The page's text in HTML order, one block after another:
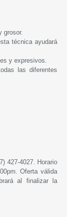
grosor.
técnica ayudará
y expresivos.
las diferentes
427-4027. Horario
Oferta válida
al finalizar la